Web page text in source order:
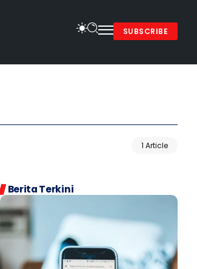
SUBSCRIBE
1 Article
Berita Terkini